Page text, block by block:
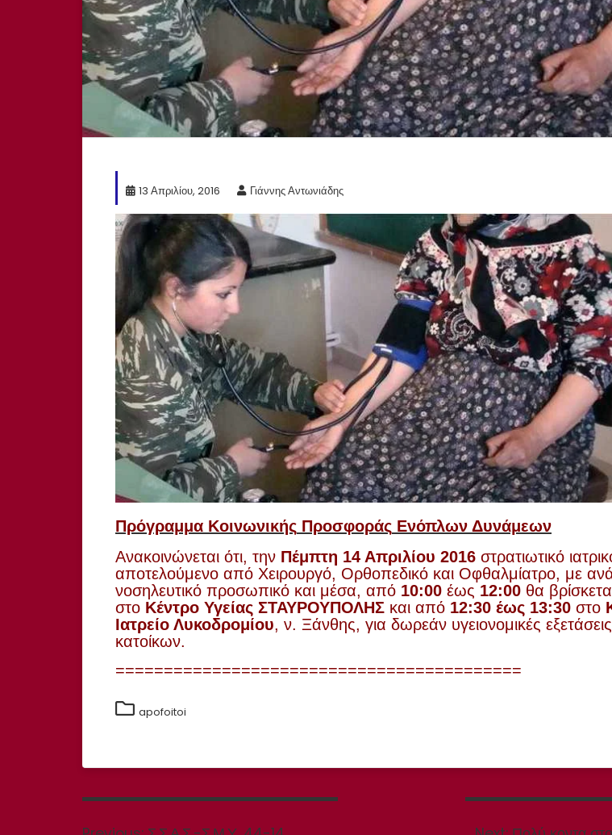
13 Απριλίου, 2016 Γιάννης Αντωνιάδης
Πρόγραμμα Κοινωνικής Προσφοράς Ενόπλων Δυνάμεων
Ανακοινώνεται ότι, την Πέμπτη 14 Απριλίου 2016 στρατιωτικό
αποτελούμενο από Χειρουργό, Ορθοπεδικό και Οφθαλμίατρο, με
νοσηλευτικό προσωπικό και μέσα, από 10:00 έως 12:00 θα
στο Κέντρο Υγείας ΣΤΑΥΡΟΥΠΟΛΗΣ και από 12:30 έως 13:30 στο
Ιατρείο Λυκοδρομίου, ν. Ξάνθης, για δωρεάν υγειονομικές εξετάσεις
κατοίκων.
==========================================
apofoitoi
Πλοήγηση
άρθρων